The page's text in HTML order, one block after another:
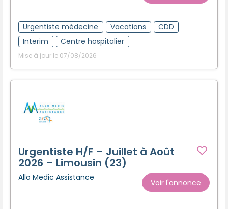
Urgentiste médecine Vacations
CDD
Interim
Centre hospitalier
Mise à jour le 07/08/2026
Urgentiste H/F – Juillet à Août
2026 – Limousin (23)
Allo Medic Assistance
Voir l'annonce